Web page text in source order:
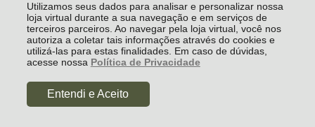
Utilizamos seus dados para analisar e personalizar nossa
loja virtual durante a sua navegação e em serviços de
terceiros parceiros. Ao navegar pela loja virtual, você nos
autoriza a coletar tais informações através do cookies e
utilizá-las para estas finalidades. Em caso de dúvidas,
acesse nossa Política de Privacidade
Entendi e Aceito
R$ 2.355,05à vista no boleto ou pix